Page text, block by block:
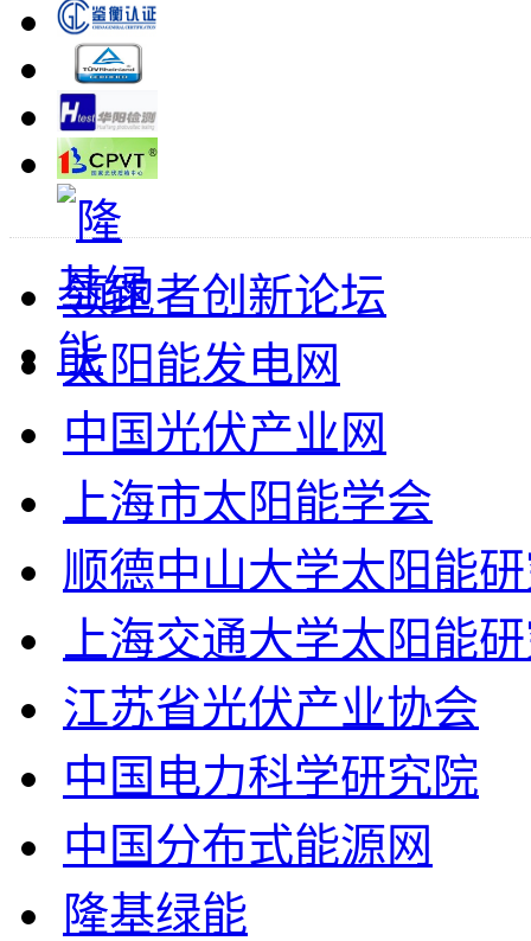
领跑者创新论坛
太阳能发电网
中国光伏产业网
上海市太阳能学会
顺德中山大学太阳能
上海交通大学太阳能
江苏省光伏产业协会
中国电力科学研究院
中国分布式能源网
隆基绿能